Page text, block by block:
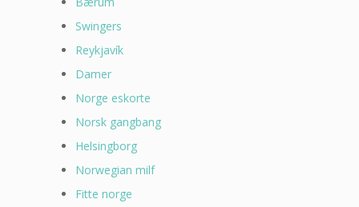
Swingers
Reykjavík
Damer
Norge eskorte
Norsk gangbang
Helsingborg
Norwegian milf
Fitte norge